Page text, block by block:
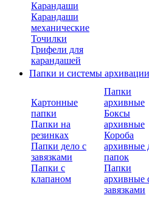
Карандаши
Карандаши
механические
Точилки
Грифели для
карандашей
Папки и системы архивации
Картонные
папки
Папки на
резинках
Папки дело с
завязками
Папки с
клапаном
Папки
архивные
Боксы
архивные
Короба
архивные
папок
Папки
архивные
завязками